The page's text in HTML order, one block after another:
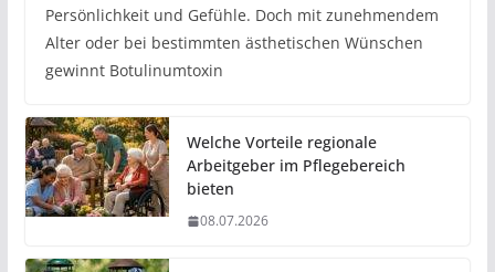
Persönlichkeit und Gefühle. Doch mit zunehmendem
Alter oder bei bestimmten ästhetischen Wünschen
gewinnt Botulinumtoxin
Welche Vorteile regionale
Arbeitgeber im Pflegebereich
bieten
08.07.2026